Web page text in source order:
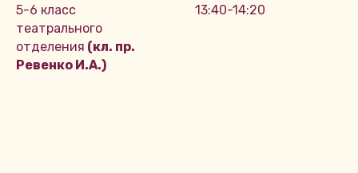
5-6 класс
театрального
отделения (кл. пр.
Ревенко И.А.)
13:40-14:20